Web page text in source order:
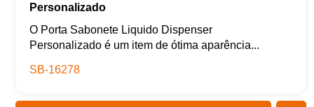
Personalizado
O Porta Sabonete Liquido Dispenser
Personalizado é um item de ótima aparência...
SB-16278